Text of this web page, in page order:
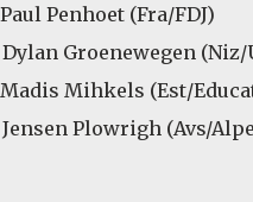
Paul Penhoet (Fra/FDJ)
Dylan Groenewegen (Niz/
Madis Mihkels (Est/
Jensen Plowrigh